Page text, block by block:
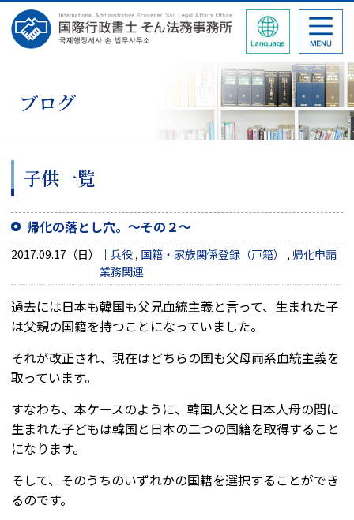
ブログ
子供一覧
帰化の落とし穴。～その２～
2017.09.17（日） 兵役 , 国籍・家族関係登録（戸籍） , 帰化申請
業務関連
過去には日本も韓国も父兄血統主義と言って、生まれた子
は父親の国籍を持つことになっていました。
それが改正され、現在はどちらの国も父母両系血統主義を
取っています。
すなわち、本ケースのように、韓国人父と日本人母の間に
生まれた子どもは韓国と日本の二つの国籍を取得すること
になります。
そして、そのうちのいずれかの国籍を選択することができ
るのです。